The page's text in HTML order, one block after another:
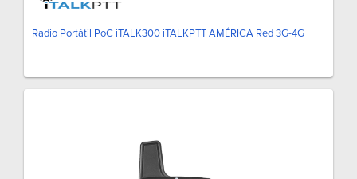
Radio Portátil PoC iTALK300 iTALKPTT AMÉRICA Red 3G-4G